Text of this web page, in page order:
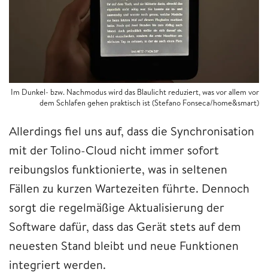
Im Dunkel- bzw. Nachmodus wird das Blaulicht reduziert, was vor allem vor
dem Schlafen gehen praktisch ist (Stefano Fonseca/home&smart)
Allerdings fiel uns auf, dass die Synchronisation
mit der Tolino-Cloud nicht immer sofort
reibungslos funktionierte, was in seltenen
Fällen zu kurzen Wartezeiten führte. Dennoch
sorgt die regelmäßige Aktualisierung der
Software dafür, dass das Gerät stets auf dem
neuesten Stand bleibt und neue Funktionen
integriert werden.